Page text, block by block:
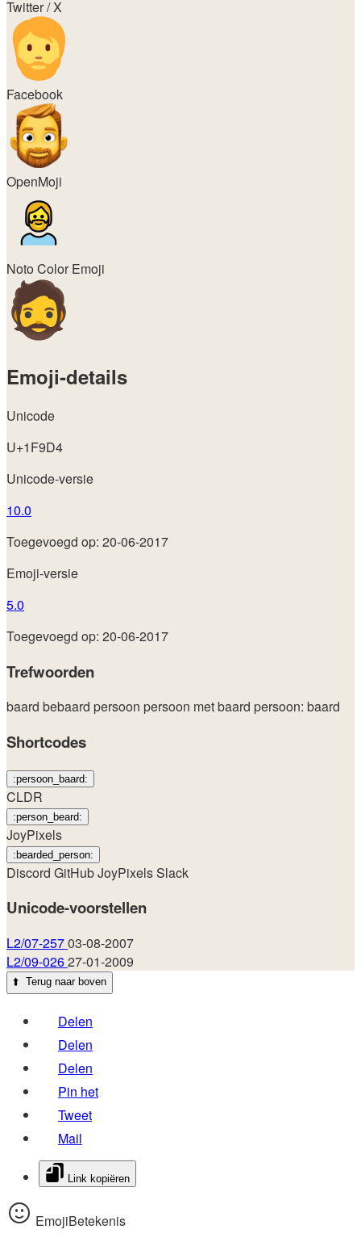
Twitter / X
Facebook
OpenMoji
Noto Color Emoji
Emoji-details
Unicode
U+1F9D4
Unicode-versie
10.0
Toegevoegd op: 20-06-2017
Emoji-versie
5.0
Toegevoegd op: 20-06-2017
Trefwoorden
baard bebaard persoon persoon met baard persoon: baard
Shortcodes
:persoon_baard:
CLDR
:person_beard:
JoyPixels
:bearded_person:
Discord GitHubJoyPixelsSlack
Unicode-voorstellen
L2/07-25703-08-2007
L2/09-02627-01-2009
⬆️ Terug naar boven
Delen
Delen
Delen
Pin het
Tweet
Mail
Link kopiëren
EmojiBetekenis